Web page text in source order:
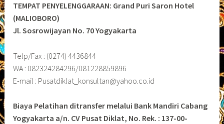
TEMPAT PENYELENGGARAAN: Grand Puri Saron Hotel
(MALIOBORO)
Jl. Sosrowijayan No. 70 Yogyakarta
Telp/Fax : (0274) 4436844
WA : 082324284296/081228859896
E-mail : Pusatdiklat_konsultan@yahoo.co.id
Biaya Pelatihan ditransfer melalui Bank Mandiri Cabang
Yogyakarta a/n. CV Pusat Diklat, No. Rek. : 137-00-